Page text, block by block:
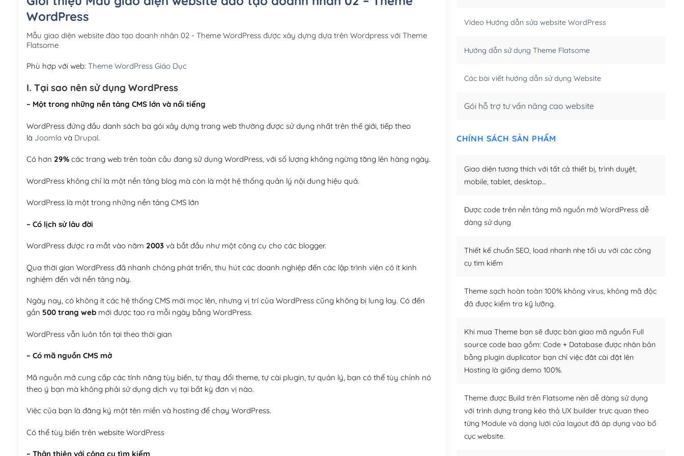
Hosting 5GB SSD (1 năm)
(+950,000₫)
WordPress
Mẫu giao diện website đào tạo doanh nhân 02 - Theme WordPress được xây dựng dựa trên Wordpress với Theme
Flatsome
Phù hợp với web: Theme WordPress Giáo Dục
I. Tại sao nên sử dụng WordPress
– Một trong những nền tảng CMS lớn và nổi tiếng
WordPress đứng đầu danh sách ba gói xây dựng trang web thường được sử dụng nhất trên thế giới, tiếp theo
là Joomla và Drupal.
Có hơn 29%các trang web trên toàn cầu đang sử dụng WordPress, với số lượng không ngừng tăng lên hàng ngày.
WordPress không chỉ là một nền tảng blog mà còn là một hệ thống quản lý nội dung hiệu quả.
WordPress là một trong những nền tảng CMS lớn
– Có lịch sử lâu đời
WordPress được ra mắt vào năm 2003và bắt đầu như một công cụ cho các blogger.
Qua thời gian WordPress đã nhanh chóng phát triển, thu hút các doanh nghiệp đến các lập trình viên có ít kinh
nghiệm đến với nền tảng này.
Ngày nay, có không ít các hệ thống CMS mới mọc lên, nhưng vị trí của WordPress cũng không bị lung lay. Có đến
gần 500 trang webmới được tạo ra mỗi ngày bằng WordPress.
WordPress vẫn luôn tồn tại theo thời gian
– Có mã nguồn CMS mở
Mã nguồn mở cung cấp các tính năng tùy biến, tự thay đổi theme, tự cài plugin, tự quản lý, bạn có thể tùy chỉnh nó
theo ý bạn mà không phải sử dụng dịch vụ tại bất kỳ đơn vị nào.
Việc của bạn là đăng ký một tên miền và hosting để chạy WordPress.
Có thể tùy biến trên website WordPress
– Thân thiện với công cụ tìm kiếm
Video Hướng dẫn sửa website WordPress
Hướng dẫn sử dụng Theme Flatsome
Các bài viết hướng dẫn sử dụng Website
Gói hỗ trợ tư vấn nâng cao website
CHÍNH SÁCH SẢN PHẨM
Giao diện tương thích với tất cả thiết bị, trình duyệt,
mobile, tablet, desktop…
Được code trên nền tảng mã nguồn mở WordPress dễ
dàng sử dụng
Thiết kế chuẩn SEO, load nhanh nhẹ tối ưu với các công
cụ tìm kiếm
Theme sạch hoàn toàn 100% không virus, không mã độc
đã được kiểm tra kỹ lưỡng.
Khi mua Theme bạn sẽ được bàn giao mã nguồn Full
source code bao gồm: Code + Database được nhân bản
bằng plugin duplicator bạn chỉ việc đăt cài đặt lên
Hosting là giống demo 100%.
Theme được Build trên Flatsome nên dễ dàng sử dụng
với trình dựng trang kéo thả UX builder trực quan theo
từng Module và dạng lưới của layout đã áp dụng vào bố
cục website.